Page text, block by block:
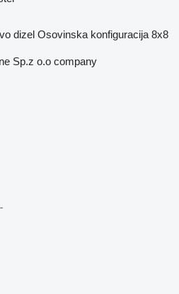
dizel Osovinska konfiguracija 8x8
Sp.z o.o company